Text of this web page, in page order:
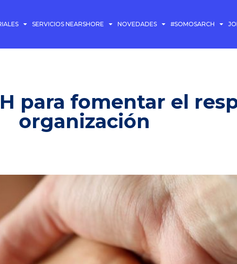
SERVICIOS NEARSHORE NOVEDADES #SOMOSARCH
para fomentar el
organización